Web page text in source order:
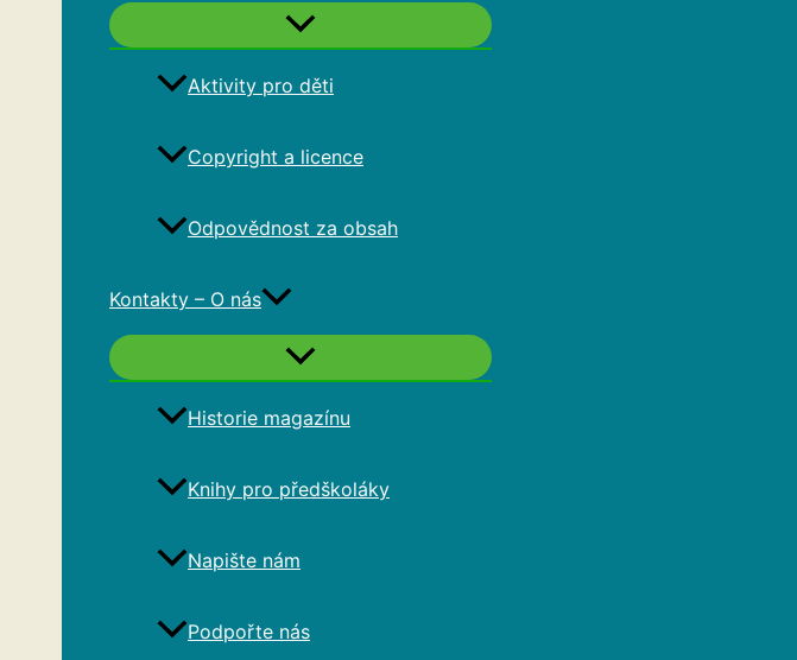
Aktivity pro děti
Copyright a licence
Odpovědnost za obsah
Kontakty – O nás
Historie magazínu
Knihy pro předškoláky
Napište nám
Podpořte nás